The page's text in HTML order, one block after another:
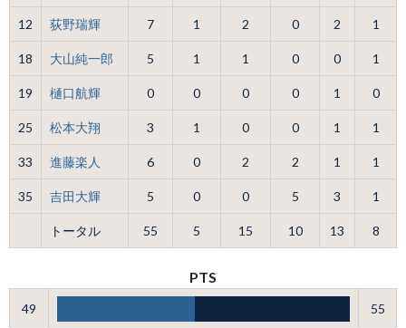
12 荻野瑞輝 7 1 2 0 2 1
18 大山純一郎 5 1 1 0 0 1
19 樋口航輝 0 0 0 0 1 0
25 松本大翔 3 1 0 0 1 1
33 進藤楽人 6 0 2 2 1 1
35 吉田大輝 5 0 0 5 3 1
トータル 55 5 15 10 13 8
PTS
49 55